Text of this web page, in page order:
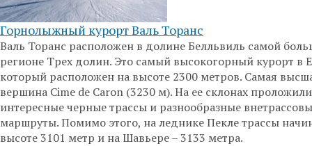
Горнолыжный курорт Валь Торанс
Валь Торанс расположен в долине Белльвиль самой
регионе Трех долин. Это самый высокогорный курорт в
который расположен на высоте 2300 метров. Самая
вершина Cime de Caron (3230 м). На ее склонах
интересные черные трассы и разнообразные
маршруты. Помимо этого, на леднике Пекле трассы
высоте 3101 метр и на Шавьере – 3133 метра.